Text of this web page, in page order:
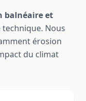
balnéaire et
Nous
érosion
du climat